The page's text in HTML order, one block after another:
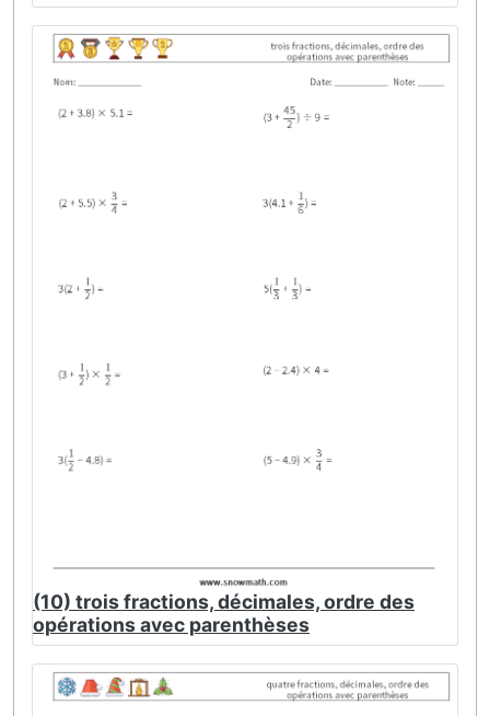
(10) trois fractions, décimales, ordre des
opérations avec parenthèses